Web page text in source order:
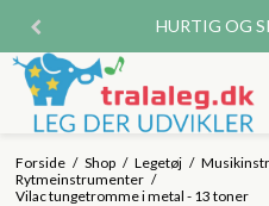
HURTIG OG
Forside / Shop / Legetøj /
Rytmeinstrumenter /
Vilac tungetromme i metal - 13 toner